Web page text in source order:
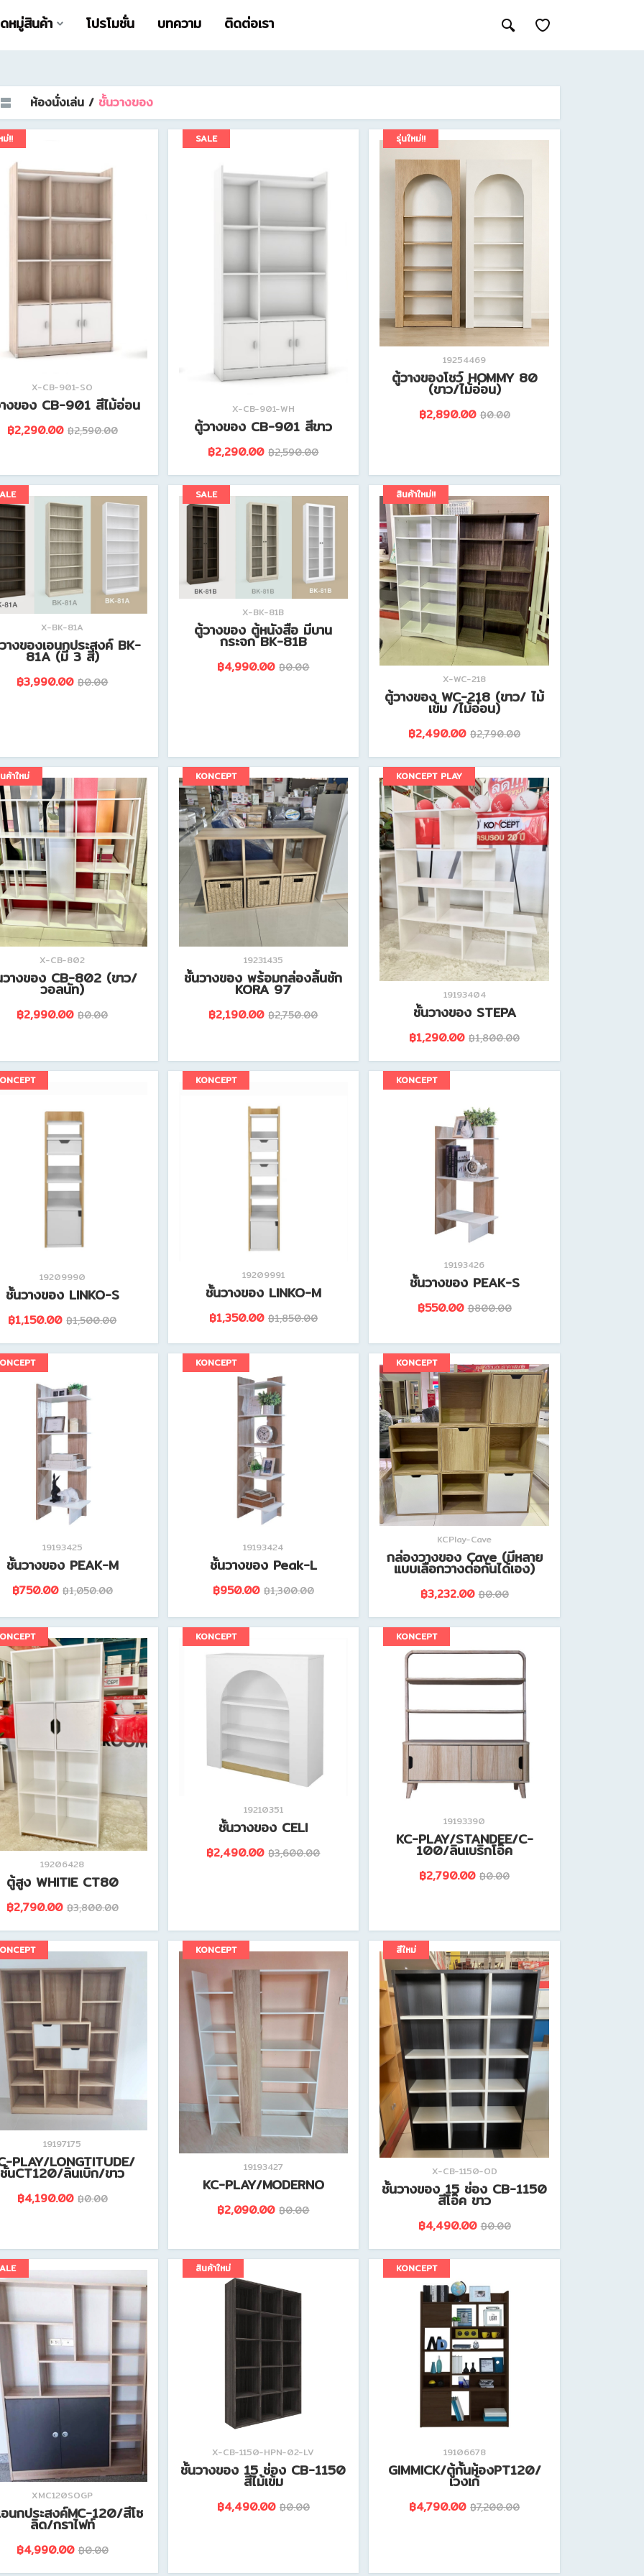
หมู่สินค้า โปรโมชั่น บทความ ติดต่อเรา
ห้องนั่งเล่น / ชั้นวางของ
ม่!!
X-CB-901-SO
งของ CB-901 สีไม้อ่อน
฿2,290.00 ฿2,590.00
ดูรายละเอียดสินค้านี้
SALE
X-CB-901-WH
ตู้วางของ CB-901 สีขาว
฿2,290.00 ฿2,590.00
ดูรายละเอียดสินค้านี้
รุ่นใหม่!!
19254469
ตู้วางของโชว์ HOMMY 80
(ขาว/ไม้อ่อน)
฿2,890.00 ฿0.00
ดูรายละเอียดสินค้านี้
X-BK-81A
างของเอนกประสงค์ BK-
81A (มี 3 สี)
฿3,990.00 ฿0.00
ดูรายละเอียดสินค้านี้
SALE
X-BK-81B
ตู้วางของ ตู้หนังสือ มีบาน
กระจก BK-81B
฿4,990.00 ฿0.00
ดูรายละเอียดสินค้านี้
สินค้าใหม่!!
X-WC-218
ตู้วางของ WC-218 (ขาว/ ไม้
เข้ม /ไม้อ่อน)
฿2,490.00 ฿2,790.00
ดูรายละเอียดสินค้านี้
ค้าใหม่
X-CB-802
างของ CB-802 (ขาว/
วอลนัท)
฿2,990.00 ฿0.00
ดูรายละเอียดสินค้านี้
KONCEPT
19231435
ชั้นวางของ พร้อมกล่องลิ้นชัก
KORA 97
฿2,190.00 ฿2,750.00
ดูรายละเอียดสินค้านี้
KONCEPT PLAY
19193404
ชั้นวางของ STEPA
฿1,290.00 ฿1,800.00
ดูรายละเอียดสินค้านี้
19209990
ชั้นวางของ LINKO-S
฿1,150.00 ฿1,500.00
ดูรายละเอียดสินค้านี้
KONCEPT
19209991
ชั้นวางของ LINKO-M
฿1,350.00 ฿1,850.00
ดูรายละเอียดสินค้านี้
KONCEPT
19193426
ชั้นวางของ PEAK-S
฿550.00 ฿800.00
ดูรายละเอียดสินค้านี้
19193425
ชั้นวางของ PEAK-M
฿750.00 ฿1,050.00
ดูรายละเอียดสินค้านี้
KONCEPT
19193424
ชั้นวางของ Peak-L
฿950.00 ฿1,300.00
ดูรายละเอียดสินค้านี้
KONCEPT
KCPlay-Cave
กล่องวางของ Cave (มีหลาย
แบบเลือกวางต่อกันได้เอง)
฿3,232.00 ฿0.00
ดูรายละเอียดสินค้านี้
19206428
ตู้สูง WHITIE CT80
฿2,790.00 ฿3,800.00
ดูรายละเอียดสินค้านี้
KONCEPT
19210351
ชั้นวางของ CELI
฿2,490.00 ฿3,600.00
ดูรายละเอียดสินค้านี้
KONCEPT
19193390
KC-PLAY/STANDEE/C-
100/ลินเบริกโอ๊ค
฿2,790.00 ฿0.00
ดูรายละเอียดสินค้านี้
19197175
PLAY/LONGTITUDE/
ชั้นCT120/ลินเบิก/ขาว
฿4,190.00 ฿0.00
KONCEPT
19193427
KC-PLAY/MODERNO
฿2,090.00 ฿0.00
ดูรายละเอียดสินค้านี้
สีใหม่
X-CB-1150-OD
ชั้นวางของ 15 ช่อง CB-1150
สีโอ๊ค ขาว
฿4,490.00 ฿0.00
ดูรายละเอียดสินค้านี้
XMC120SOGP
นกประสงค์MC-120/สีโซ
ลิด/กราไฟท์
฿4,990.00 ฿0.00
สินค้าใหม่
X-CB-1150-HPN-02-LV
ชั้นวางของ 15 ช่อง CB-1150
สีไม้เข้ม
฿4,490.00 ฿0.00
KONCEPT
19106678
GIMMICK/ตู้กั้นห้องPT120/
เวงเก้
฿4,790.00 ฿7,200.00